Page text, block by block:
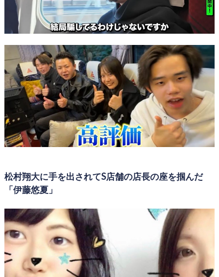
松村翔大に手を出されてS店舗の店長の座を掴んだ
「伊藤悠夏」